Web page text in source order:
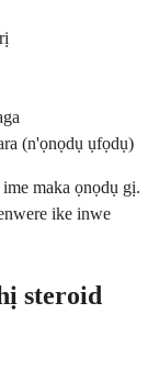
(n'ọnọdụ ụfọdụ)
maka ọnọdụ gị.
ike inwe
steroid